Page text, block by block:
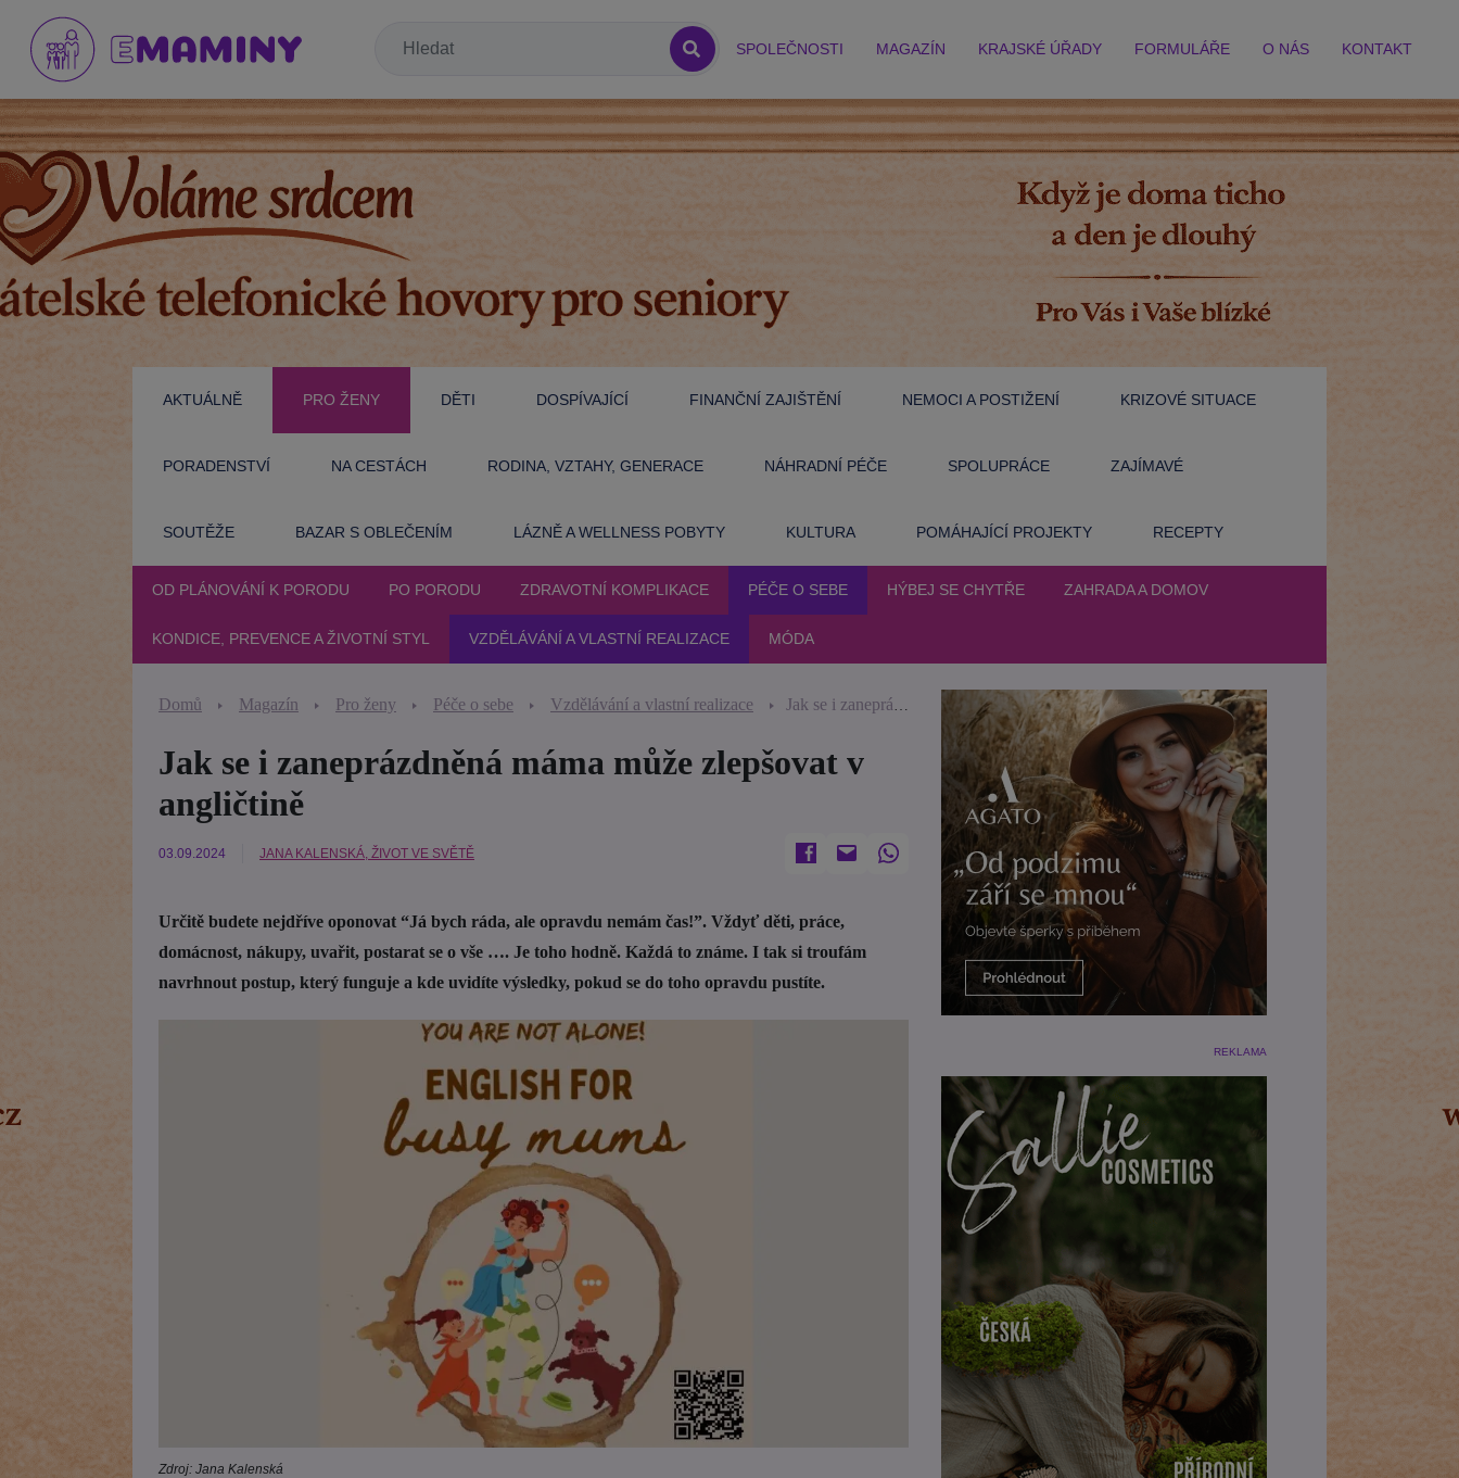
SPOLEČNOSTI MAGAZÍN KRAJSKÉ ÚŘADY FORMULÁŘE O NÁS KONTAKT
AKTUÁLNĚ PRO ŽENY DĚTI DOSPÍVAJÍCÍ FINANČNÍ ZAJIŠTĚNÍ NEMOCI A POSTIŽENÍ KRIZOVÉ SITUACE
PORADENSTVÍ NA CESTÁCH RODINA, VZTAHY, GENERACE NÁHRADNÍ PÉČE SPOLUPRÁCE ZAJÍMAVÉ
SOUTĚŽE BAZAR S OBLEČENÍM LÁZNĚ A WELLNESS POBYTY KULTURA POMÁHAJÍCÍ PROJEKTY RECEPTY
OD PLÁNOVÁNÍ K PORODU PO PORODU ZDRAVOTNÍ KOMPLIKACE PÉČE O SEBE HÝBEJ SE CHYTŘE ZAHRADA A DOMOV
KONDICE, PREVENCE A ŽIVOTNÍ STYL VZDĚLÁVÁNÍ A VLASTNÍ REALIZACE MÓDA
Domů Magazín Pro ženy Péče o sebe Vzdělávání a vlastní realizace Jak se i zaneprázdněná máma může zlepšovat v angličtině
Jak se i zaneprázdněná máma může zlepšovat v
angličtině
03.09.2024 JANA KALENSKÁ, ŽIVOT VE SVĚTĚ
Určitě budete nejdříve oponovat “Já bych ráda, ale opravdu nemám čas!”. Vždyť děti, práce,
domácnost, nákupy, uvařit, postarat se o vše …. Je toho hodně. Každá to známe. I tak si troufám
navrhnout postup, který funguje a kde uvidíte výsledky, pokud se do toho opravdu pustíte.
Zdroj: Jana Kalenská
REKLAMA